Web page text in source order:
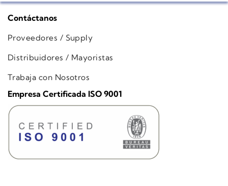
Contáctanos
Proveedores / Supply
Distribuidores / Mayoristas
Trabaja con Nosotros
Empresa Certificada ISO 9001